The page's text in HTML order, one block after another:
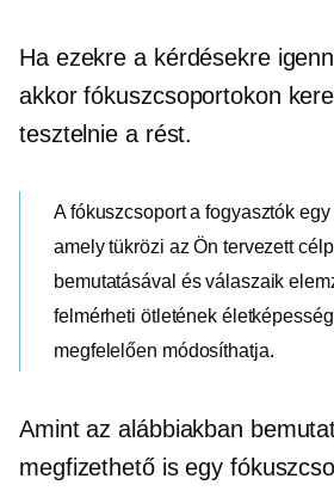
Ha ezekre a kérdésekre
akkor fókuszcsoportokon
tesztelnie a rést.
A fókuszcsoport a fogyasztók
amely tükrözi az Ön tervezett
bemutatásával és válaszaik
felmérheti ötletének
megfelelően módosíthatja.
Amint az alábbiakban
megfizethető is egy